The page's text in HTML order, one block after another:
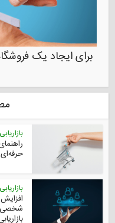
برای ایجاد یک